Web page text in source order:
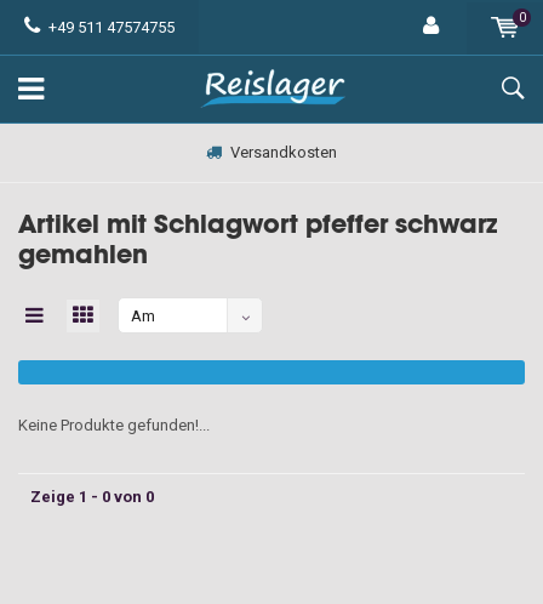
+49 511 47574755
0
Versandkosten
Artikel mit Schlagwort pfeffer schwarz
gemahlen
Am
angesehen
Keine Produkte gefunden!...
Zeige 1 - 0 von 0